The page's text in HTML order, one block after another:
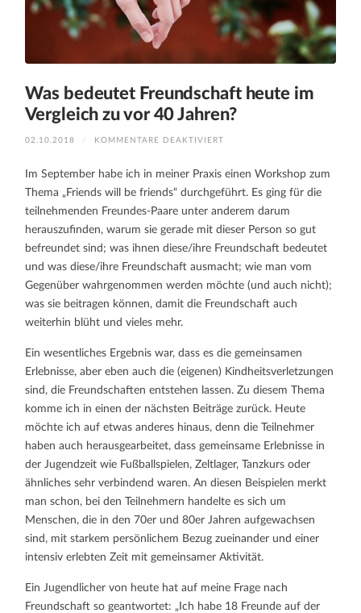
Was bedeutet Freundschaft heute im
Vergleich zu vor 40 Jahren?
02.10.2018 / KOMMENTARE DEAKTIVIERT
FREUNDSCHAFT
HEUTE
IM
VERGLEICH
ZU
VOR
40
Im September habe ich in meiner Praxis einen Workshop zum
Thema „Friends will be friends“ durchgeführt. Es ging für die
teilnehmenden Freundes-Paare unter anderem darum
herauszufinden, warum sie gerade mit dieser Person so gut
befreundet sind; was ihnen diese/ihre Freundschaft bedeutet
und was diese/ihre Freundschaft ausmacht; wie man vom
Gegenüber wahrgenommen werden möchte (und auch nicht);
was sie beitragen können, damit die Freundschaft auch
weiterhin blüht und vieles mehr.
Ein wesentliches Ergebnis war, dass es die gemeinsamen
Erlebnisse, aber eben auch die (eigenen) Kindheitsverletzungen
sind, die Freundschaften entstehen lassen. Zu diesem Thema
komme ich in einen der nächsten Beiträge zurück. Heute
möchte ich auf etwas anderes hinaus, denn die Teilnehmer
haben auch herausgearbeitet, dass gemeinsame Erlebnisse in
der Jugendzeit wie Fußballspielen, Zeltlager, Tanzkurs oder
ähnliches sehr verbindend waren. An diesen Beispielen merkt
man schon, bei den Teilnehmern handelte es sich um
Menschen, die in den 70er und 80er Jahren aufgewachsen
sind, mit starkem persönlichem Bezug zueinander und einer
intensiv erlebten Zeit mit gemeinsamer Aktivität.
Ein Jugendlicher von heute hat auf meine Frage nach
Freundschaft so geantwortet: „Ich habe 18 Freunde auf der